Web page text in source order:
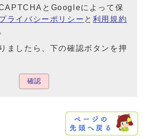
とGoogleによって保
ライバシーポリシー と 利用規約
ましたら、下の確認ボタンを押
確認